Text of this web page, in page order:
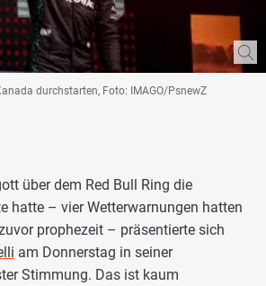
durchstarten, Foto: IMAGO/PsnewZ
über dem Red Bull Ring die
hatte – vier Wetterwarnungen hatten
prophezeit – präsentierte sich
am Donnerstag in seiner
Stimmung. Das ist kaum